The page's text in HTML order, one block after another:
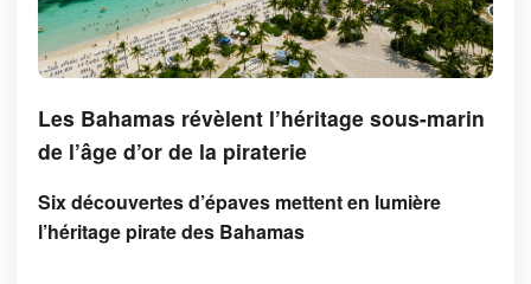
Les Bahamas révèlent l’héritage sous-marin
de l’âge d’or de la piraterie
Six découvertes d’épaves mettent en lumière
l’héritage pirate des Bahamas